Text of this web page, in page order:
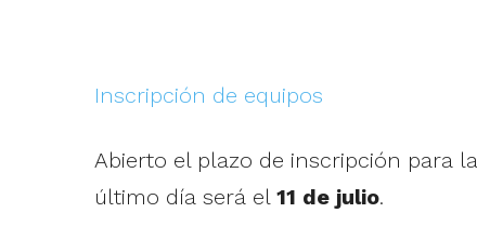
Inscripción de equipos
Abierto el plazo de inscripción para la
último día será el 11 de julio.